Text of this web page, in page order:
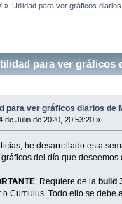
» Utilidad para ver gráficos
para ver gráficos
para ver gráficos diarios de
de Julio de 2020, 20:53:20 »
he desarrollado esta
del día que deseemos
: Requiere de la build
o Cumulus. Todo ello se debe